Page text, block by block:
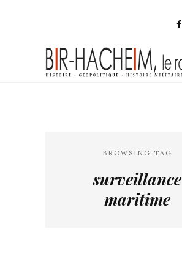
BROWSING TAG
surveillance
maritime